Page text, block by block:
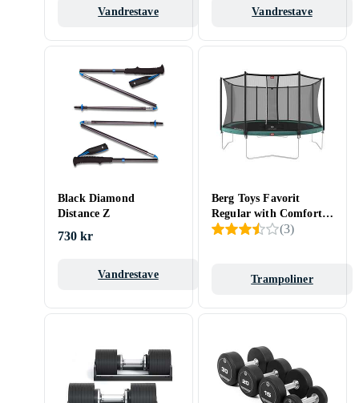
Vandrestave Vandrestave
Black Diamond
Distance Z
730 kr
Vandrestave
Berg Toys Favorit
Regular with Comfort
Safety Net 430cm
(3)
Trampoliner